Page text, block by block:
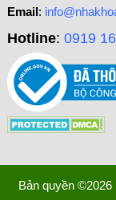
Email:
Hotline: 0919
Bản quyền ©2026